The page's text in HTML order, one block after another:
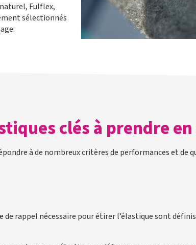
Fulflex,
sélectionnés
clés à prendre en
à de nombreux critères de performances et de
rappel nécessaire pour étirer l’élastique sont